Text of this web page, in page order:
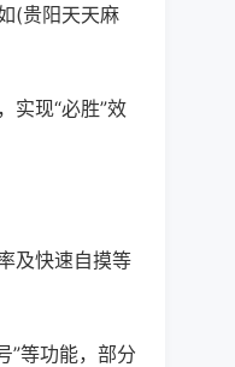
(贵阳天天麻
实现“必胜”效
及快速自摸等
”等功能，部分